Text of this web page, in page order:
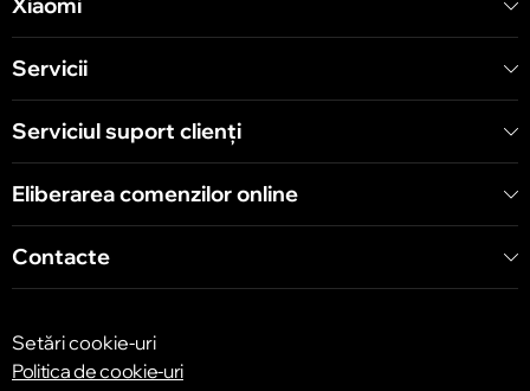
Chișinău
str. Arborilor 21, CC «Shopping MallDova»
Servicii
Serviciul suport clienţi
Eliberarea comenzilor online
Contacte
Setări cookie-uri
Politica de cookie-uri